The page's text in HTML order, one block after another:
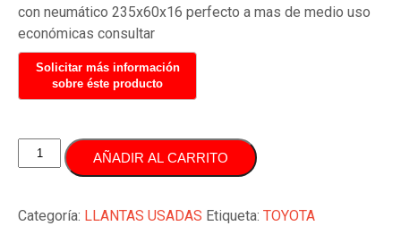
con neumático 235x60x16 perfecto a mas de medio uso
económicas consultar
JUEGO
DE
16
AÑADIR AL CARRITO
Categoría: LLANTAS USADAS Etiqueta: TOYOTA